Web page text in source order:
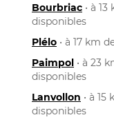
Bourbriac • à
disponibles
Plélo • à 17 km
Paimpol • à 23
disponibles
Lanvollon • à
disponibles